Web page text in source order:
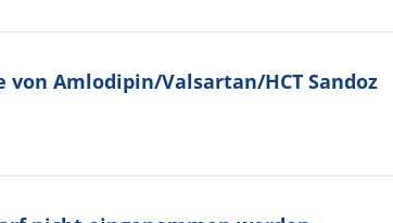
von Amlodipin/Valsartan/HCT Sandoz